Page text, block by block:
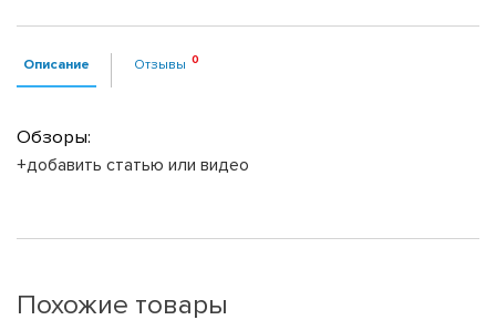
Описание Отзывы
Обзоры:
+добавить статью или видео
Похожие товары